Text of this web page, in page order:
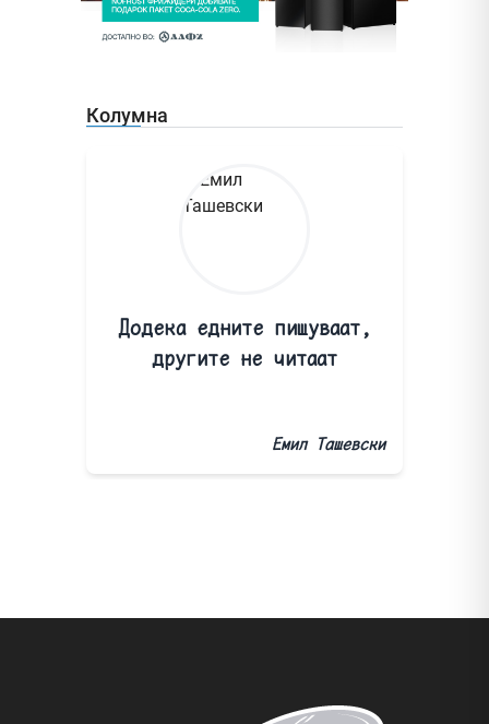
Колумна
Додека едните пишуваат,
другите не читаат
Емил Ташевски